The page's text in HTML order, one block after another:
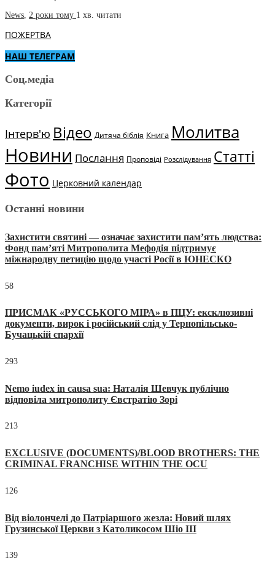
News, 2 роки тому 1 хв. читати
ПОЖЕРТВА
НАШ ТЕЛЕГРАМ
Соц.медіа
Категорії
Інтерв'ю Відео Дитяча біблія Книга Молитва
Новини Послання Проповіді Розслідування Статті
Фото Церковний календар
Останні новини
Захистити святині — означає захистити пам’ять людства:
Фонд пам’яті Митрополита Мефодія підтримує
міжнародну петицію щодо участі Росії в ЮНЕСКО
58
ПРИСМАК «РУССЬКОГО МІРА» в ПЦУ: ексклюзивні
документи, вирок і російський слід у Тернопільсько-
Бучацькій єпархії
293
Nemo iudex in causa sua: Наталія Шевчук публічно
відповіла митрополиту Євстратію Зорі
213
EXCLUSIVE (DOCUMENTS)/BLOOD BROTHERS: THE
CRIMINAL FRANCHISE WITHIN THE OCU
126
Від віолончелі до Патріаршого жезла: Новий шлях
Грузинської Церкви з Католикосом Шіо III
139